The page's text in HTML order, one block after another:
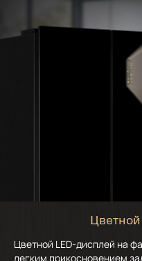
Цветной
Цветной LED-дисплей на
легким прикосновением